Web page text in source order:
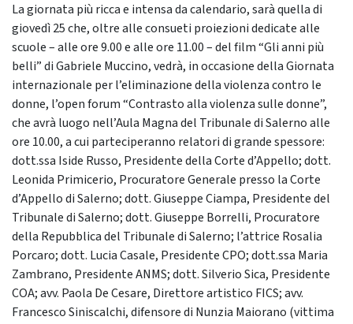
La giornata più ricca e intensa da calendario, sarà quella di
giovedì 25 che, oltre alle consueti proiezioni dedicate alle
scuole – alle ore 9.00 e alle ore 11.00 – del film “Gli anni più
belli” di Gabriele Muccino, vedrà, in occasione della Giornata
internazionale per l’eliminazione della violenza contro le
donne, l’open forum “Contrasto alla violenza sulle donne”,
che avrà luogo nell’Aula Magna del Tribunale di Salerno alle
ore 10.00, a cui parteciperanno relatori di grande spessore:
dott.ssa Iside Russo, Presidente della Corte d’Appello; dott.
Leonida Primicerio, Procuratore Generale presso la Corte
d’Appello di Salerno; dott. Giuseppe Ciampa, Presidente del
Tribunale di Salerno; dott. Giuseppe Borrelli, Procuratore
della Repubblica del Tribunale di Salerno; l’attrice Rosalia
Porcaro; dott. Lucia Casale, Presidente CPO; dott.ssa Maria
Zambrano, Presidente ANMS; dott. Silverio Sica, Presidente
COA; avv. Paola De Cesare, Direttore artistico FICS; avv.
Francesco Siniscalchi, difensore di Nunzia Maiorano (vittima